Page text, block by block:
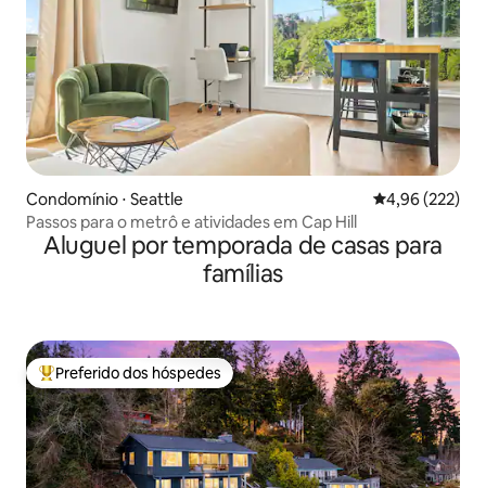
Condomínio ⋅ Seattle 4,96 de uma
4,96 (222)
Passos para o metrô e atividades em Cap Hill
Aluguel por temporada de casas para
famílias
Entre os melhores preferidos dos hóspedes
Preferido dos hóspedes